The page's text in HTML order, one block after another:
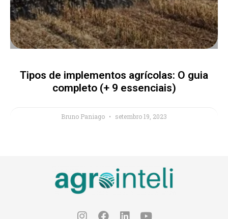
Tipos de implementos agrícolas: O guia
completo (+ 9 essenciais)
Bruno Paniago setembro 19, 2023